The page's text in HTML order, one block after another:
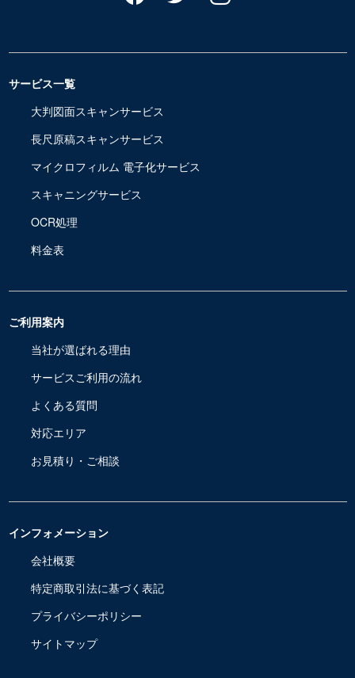
サービス一覧
大判図面スキャンサービス
長尺原稿スキャンサービス
マイクロフィルム 電子化サービス
スキャニングサービス
OCR処理
料金表
ご利用案内
当社が選ばれる理由
サービスご利用の流れ
よくある質問
対応エリア
お見積り・ご相談
インフォメーション
会社概要
特定商取引法に基づく表記
プライバシーポリシー
サイトマップ